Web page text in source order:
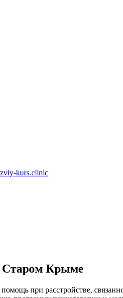
kurs.clinic
Старом Крыме
при расстройстве,